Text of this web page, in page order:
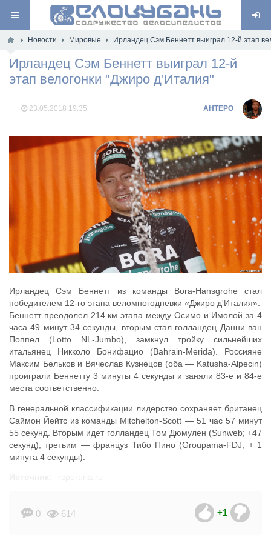
Новости Мировые Ирландец Сэм Беннетт выиграл 12-й этап
Ирландец Сэм Беннетт выиграл 12-й
этап велогонки "Джиро д'Италия"
23.05.2018 19:35 AHTEPO
Ирландец Сэм Беннетт из команды Bora-Hansgrohe стал
победителем 12-го этапа веломногодневки «Джиро д'Италия».
Беннетт преодолел 214 км этапа между Осимо и Имолой за 4
часа 49 минут 34 секунды, вторым стал голландец Данни ван
Поппел (Lotto NL-Jumbo), замкнул тройку сильнейших
итальянец Никколо Бонифацио (Bahrain-Merida). Россияне
Максим Бельков и Вячеслав Кузнецов (оба — Katusha-Alpecin)
проиграли Беннетту 3 минуты 4 секунды и заняли 83-е и 84-е
места соответственно.
В генеральной классификации лидерство сохраняет британец
Саймон Йейтс из команды Mitchelton-Scott — 51 час 57 минут
55 секунд. Вторым идет голландец Том Дюмулен (Sunweb; +47
секунд), третьим — француз Тибо Пино (Groupama-FDJ; + 1
минута 4 секунды).
0 614 +1